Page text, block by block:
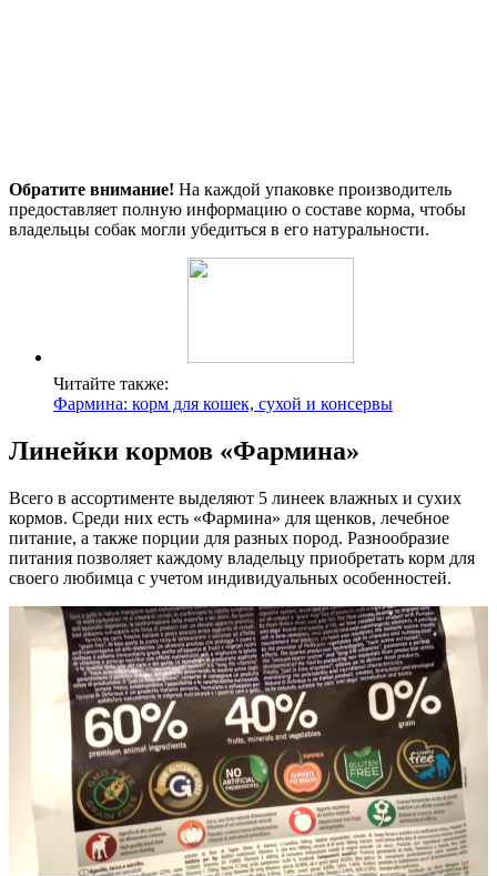
Обратите внимание! На каждой упаковке производитель
предоставляет полную информацию о составе корма, чтобы
владельцы собак могли убедиться в его натуральности.
Читайте также:
Фармина: корм для кошек, сухой и консервы
Линейки кормов «Фармина»
Всего в ассортименте выделяют 5 линеек влажных и сухих
кормов. Среди них есть «Фармина» для щенков, лечебное
питание, а также порции для разных пород. Разнообразие
питания позволяет каждому владельцу приобретать корм для
своего любимца с учетом индивидуальных особенностей.